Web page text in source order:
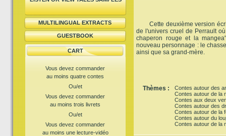
MULTILINGUAL EXTRACTS
GUESTBOOK
CART
Vous devez commander
au moins quatre contes
Ou/et
Vous devez commander
au moins trois livrets
Ou/et
Vous devez commander
au moins une lecture-vidéo
Cette deuxième version
de l'univers cruel de Perrault
chaperon rouge et la
nouveau personnage : le
ainsi que sa grand-mère.
Thèmes :
Contes autour des
Contes autour de la
Contes aux deux
Contes autour des
Contes autour de la
Contes autour du
Contes autour de la